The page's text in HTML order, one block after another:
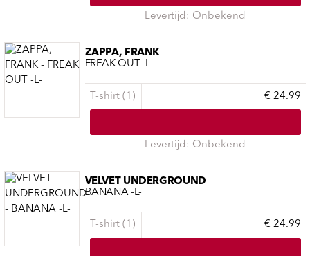
Levertijd: Onbekend
ZAPPA, FRANK
FREAK OUT -L-
T-shirt (1) € 24.99
Levertijd: Onbekend
VELVET UNDERGROUND
BANANA -L-
T-shirt (1) € 24.99